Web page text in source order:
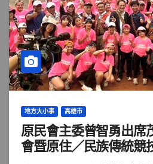
地方大小事 高雄市
原民會主委曾智勇出席
會暨原住／民族傳統競